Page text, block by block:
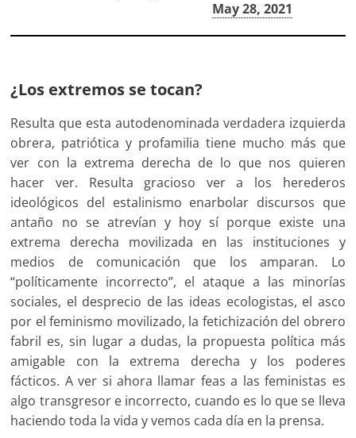
May 28, 2021
¿Los extremos se tocan?
Resulta que esta autodenominada verdadera izquierda
obrera, patriótica y profamilia tiene mucho más que
ver con la extrema derecha de lo que nos quieren
hacer ver. Resulta gracioso ver a los herederos
ideológicos del estalinismo enarbolar discursos que
antaño no se atrevían y hoy sí porque existe una
extrema derecha movilizada en las instituciones y
medios de comunicación que los amparan. Lo
“políticamente incorrecto”, el ataque a las minorías
sociales, el desprecio de las ideas ecologistas, el asco
por el feminismo movilizado, la fetichización del obrero
fabril es, sin lugar a dudas, la propuesta política más
amigable con la extrema derecha y los poderes
fácticos. A ver si ahora llamar feas a las feministas es
algo transgresor e incorrecto, cuando es lo que se lleva
haciendo toda la vida y vemos cada día en la prensa.